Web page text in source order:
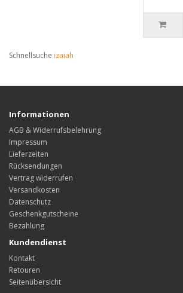
Schnellsuche izaiah
Informationen
AGB & Widerrufsbelehrung
Impressum
Lieferzeiten
Rücksendungen
Vertrag widerrufen
Versandkosten
Datenschutz
Geschenkgutscheine
Bezahlung
Kundendienst
Kontakt
Retouren
Seitenübersicht